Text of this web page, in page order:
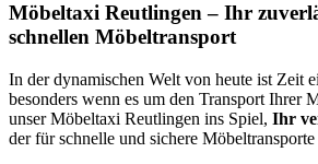
Möbeltaxi Reutlingen – Ihr
schnellen Möbeltransport
In der dynamischen Welt von heute ist Zeit
besonders wenn es um den Transport Ihrer
unser Möbeltaxi Reutlingen ins Spiel, Ihr
der für schnelle und sichere Möbeltransporte